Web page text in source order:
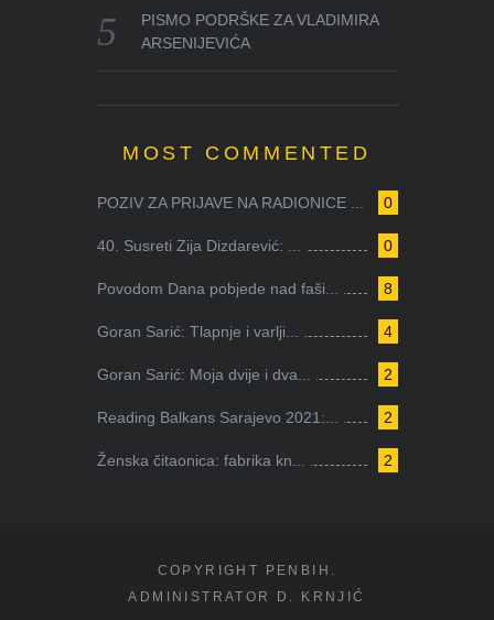
PISMO PODRŠKE ZA VLADIMIRA
ARSENIJEVIĆA
MOST COMMENTED
0
POZIV ZA PRIJAVE NA RADIONICE ...
0
40. Susreti Zija Dizdarević: ...
8
Povodom Dana pobjede nad faši...
4
Goran Sarić: Tlapnje i varlji...
2
Goran Sarić: Moja dvije i dva...
2
Reading Balkans Sarajevo 2021:...
2
Ženska čitaonica: fabrika kn...
COPYRIGHT PENBIH.
ADMINISTRATOR D. KRNJIĆ